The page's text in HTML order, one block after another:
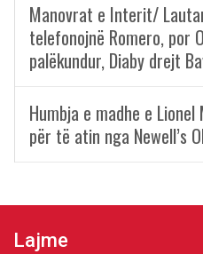
Manovrat e Interit/
telefonojnë Romero, por
palëkundur, Diaby drejt
Humbja e madhe e
për të atin nga Newell’s
Lajme